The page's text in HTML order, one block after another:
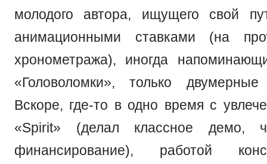
молодого автора, ищущего свой
анимационными ставками (на
хронометража), иногда
«Головоломки», только
Вскоре, где-то в одно время с
«Spirit» (делал классное демо,
финансирование), работой